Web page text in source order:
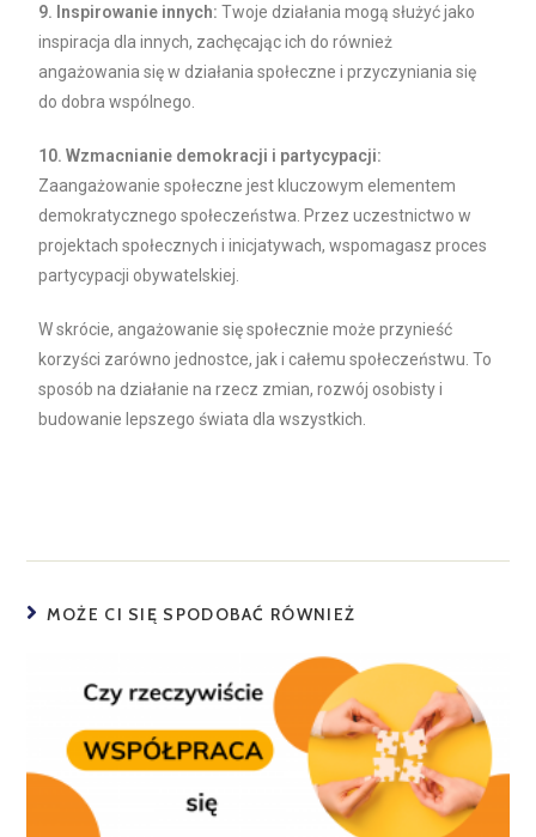
9. Inspirowanie innych:Twoje działania mogą służyć jako
inspiracja dla innych, zachęcając ich do również
angażowania się w działania społeczne i przyczyniania się
do dobra wspólnego.
10. Wzmacnianie demokracji i partycypacji:
Zaangażowanie społeczne jest kluczowym elementem
demokratycznego społeczeństwa. Przez uczestnictwo w
projektach społecznych i inicjatywach, wspomagasz proces
partycypacji obywatelskiej.
W skrócie, angażowanie się społecznie może przynieść
korzyści zarówno jednostce, jak i całemu społeczeństwu. To
sposób na działanie na rzecz zmian, rozwój osobisty i
budowanie lepszego świata dla wszystkich.
MOŻE CI SIĘ SPODOBAĆ RÓWNIEŻ